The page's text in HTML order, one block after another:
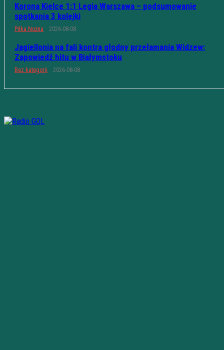
Korona Kielce 1:1 Legia Warszawa – podsumowanie
spotkania 3 kolejki
Piłka Nożna 2026-08-08
Jagiellonia na fali kontra głodny przełamania Widzew:
Zapowiedź hitu w Białymstoku
Bez kategorii 2026-08-08